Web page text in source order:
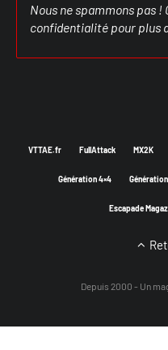
Nous ne spammons pas !
confidentialité pour plus
VTTAE.fr FullAttack MX2K
Génération 4×4
Escapade
Depuis 2000 - Un